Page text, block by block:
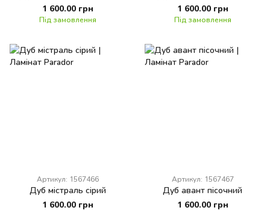
1 600.00 грн
Під замовлення
1 600.00 грн
Під замовлення
Артикул: 1567466
Дуб містраль сірий
1 600.00 грн
Артикул: 1567467
Дуб авант пісочний
1 600.00 грн